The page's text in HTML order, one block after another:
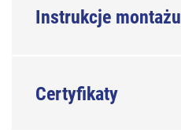
Instrukcje montażu
Certyfikaty